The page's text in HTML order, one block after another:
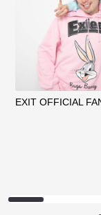
EXIT OFFICIAL